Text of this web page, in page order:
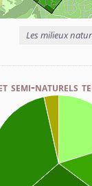
Les milieux
semi-naturels